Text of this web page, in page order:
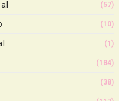
(57)
(10)
(1)
(184)
(38)